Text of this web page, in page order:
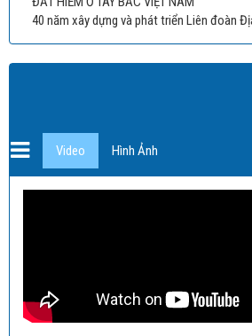
40 năm xây dựng và phát triển Liên đoàn
Video Hình Ảnh